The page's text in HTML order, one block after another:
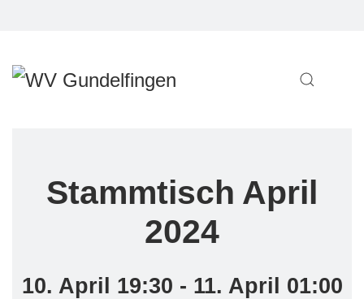
Stammtisch April
2024
10. April 19:30 - 11. April 01:00